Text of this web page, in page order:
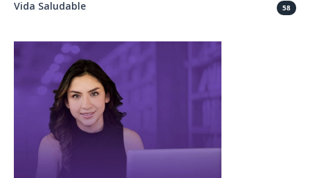
Vida Saludable 58